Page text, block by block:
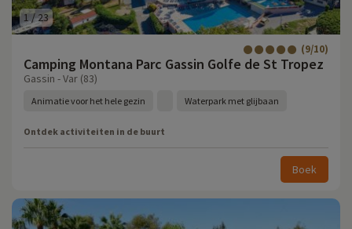
1 /23
Camping Montana Parc Gassin Golfe de St Tropez
(9/10)
Gassin - Var (83)
Animatie voor het hele gezin Waterpark met glijbaan
Ontdek activiteiten in de buurt
Boek